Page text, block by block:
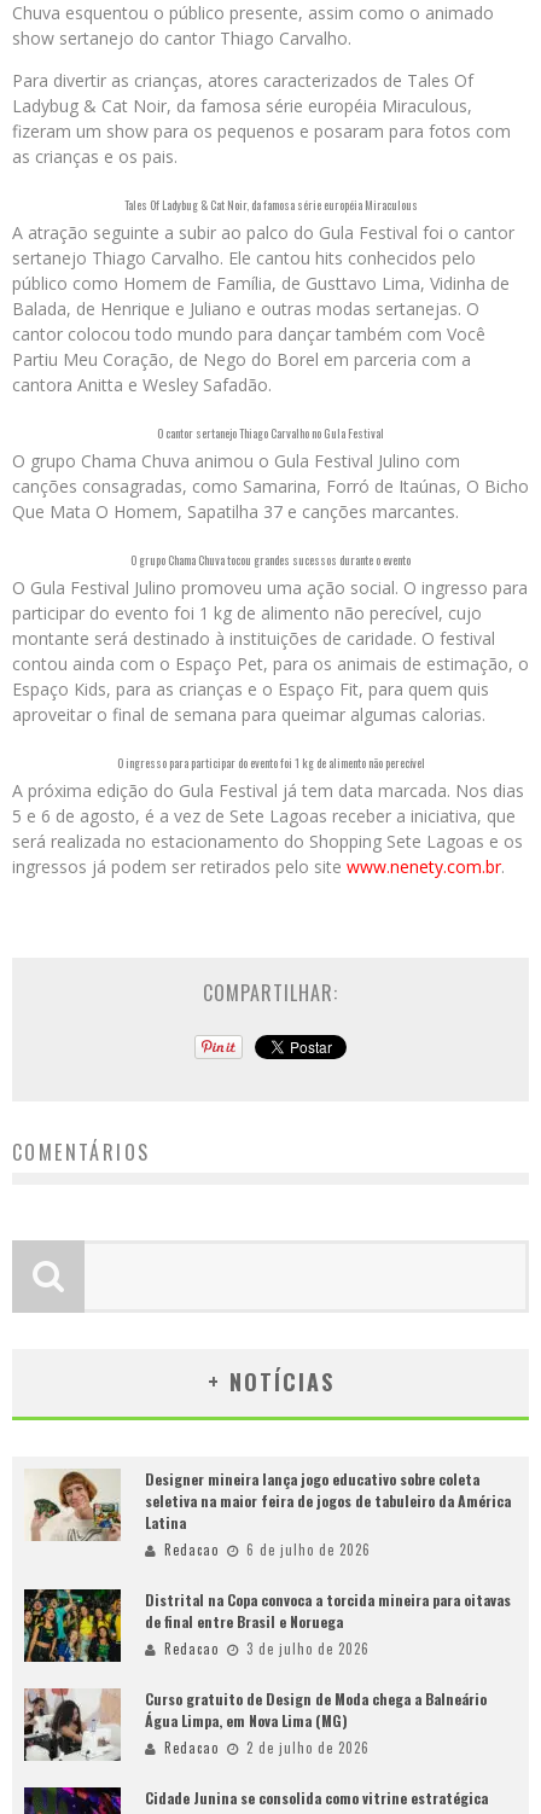
Chuva esquentou o público presente, assim como o animado
show sertanejo do cantor Thiago Carvalho.
Para divertir as crianças, atores caracterizados de Tales Of
Ladybug & Cat Noir, da famosa série européia Miraculous,
fizeram um show para os pequenos e posaram para fotos com
as crianças e os pais.
Tales Of Ladybug & Cat Noir, da famosa série européia Miraculous
A atração seguinte a subir ao palco do Gula Festival foi o cantor
sertanejo Thiago Carvalho. Ele cantou hits conhecidos pelo
público como Homem de Família, de Gusttavo Lima, Vidinha de
Balada, de Henrique e Juliano e outras modas sertanejas. O
cantor colocou todo mundo para dançar também com Você
Partiu Meu Coração, de Nego do Borel em parceria com a
cantora Anitta e Wesley Safadão.
O cantor sertanejo Thiago Carvalho no Gula Festival
O grupo Chama Chuva animou o Gula Festival Julino com
canções consagradas, como Samarina, Forró de Itaúnas, O Bicho
Que Mata O Homem, Sapatilha 37 e canções marcantes.
O grupo Chama Chuva tocou grandes sucessos durante o evento
O Gula Festival Julino promoveu uma ação social. O ingresso para
participar do evento foi 1 kg de alimento não perecível, cujo
montante será destinado à instituições de caridade. O festival
contou ainda com o Espaço Pet, para os animais de estimação, o
Espaço Kids, para as crianças e o Espaço Fit, para quem quis
aproveitar o final de semana para queimar algumas calorias.
O ingresso para participar do evento foi 1 kg de alimento não perecível
A próxima edição do Gula Festival já tem data marcada. Nos dias
5 e 6 de agosto, é a vez de Sete Lagoas receber a iniciativa, que
será realizada no estacionamento do Shopping Sete Lagoas e os
ingressos já podem ser retirados pelo site www.nenety.com.br.
COMPARTILHAR:
COMENTÁRIOS
+ NOTÍCIAS
Designer mineira lança jogo educativo sobre coleta
seletiva na maior feira de jogos de tabuleiro da América
Latina
Redacao 6 de julho de 2026
Distrital na Copa convoca a torcida mineira para oitavas
de final entre Brasil e Noruega
Redacao 3 de julho de 2026
Curso gratuito de Design de Moda chega a Balneário
Água Limpa, em Nova Lima (MG)
Redacao 2 de julho de 2026
Cidade Junina se consolida como vitrine estratégica